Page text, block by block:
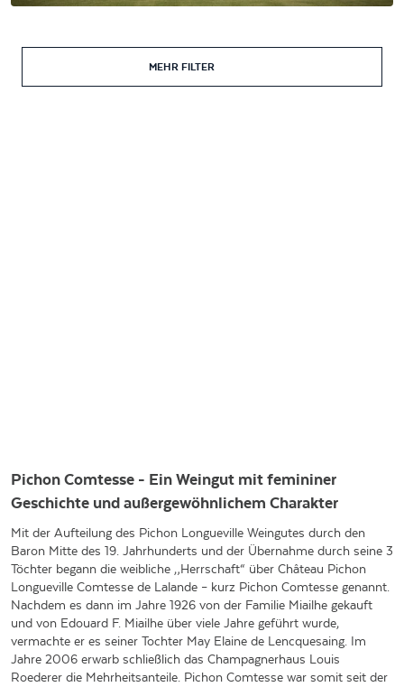
MEHR FILTER
Pichon Comtesse - Ein Weingut mit femininer
Geschichte und außergewöhnlichem Charakter
Mit der Aufteilung des Pichon Longueville Weingutes durch den
Baron Mitte des 19. Jahrhunderts und der Übernahme durch seine 3
Töchter begann die weibliche „Herrschaft“ über Château Pichon
Longueville Comtesse de Lalande – kurz Pichon Comtesse genannt.
Nachdem es dann im Jahre 1926 von der Familie Miailhe gekauft
und von Edouard F. Miailhe über viele Jahre geführt wurde,
vermachte er es seiner Tochter May Elaine de Lencquesaing. Im
Jahre 2006 erwarb schließlich das Champagnerhaus Louis
Roederer die Mehrheitsanteile. Pichon Comtesse war somit seit der